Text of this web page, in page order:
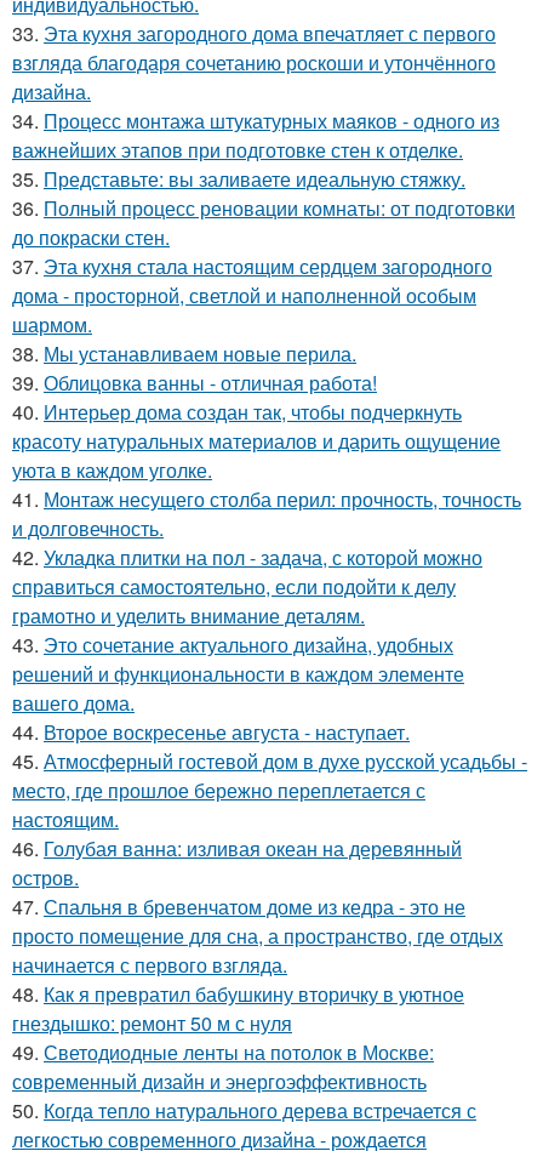
33. Эта кухня загородного дома впечатляет с первого
взгляда благодаря сочетанию роскоши и утончённого
дизайна.
34. Процесс монтажа штукатурных маяков - одного из
важнейших этапов при подготовке стен к отделке.
35. Представьте: вы заливаете идеальную стяжку.
36. Полный процесс реновации комнаты: от подготовки
до покраски стен.
37. Эта кухня стала настоящим сердцем загородного
дома - просторной, светлой и наполненной особым
шармом.
38. Мы устанавливаем новые перила.
39. Облицовка ванны - отличная работа!
40. Интерьер дома создан так, чтобы подчеркнуть
красоту натуральных материалов и дарить ощущение
уюта в каждом уголке.
41. Монтаж несущего столба перил: прочность, точность
и долговечность.
42. Укладка плитки на пол - задача, с которой можно
справиться самостоятельно, если подойти к делу
грамотно и уделить внимание деталям.
43. Это сочетание актуального дизайна, удобных
решений и функциональности в каждом элементе
вашего дома.
44. Второе воскресенье августа - наступает.
45. Атмосферный гостевой дом в духе русской усадьбы -
место, где прошлое бережно переплетается с
настоящим.
46. Голубая ванна: изливая океан на деревянный
остров.
47. Спальня в бревенчатом доме из кедра - это не
просто помещение для сна, а пространство, где отдых
начинается с первого взгляда.
48. Как я превратил бабушкину вторичку в уютное
гнездышко: ремонт 50 м с нуля
49. Светодиодные ленты на потолок в Москве:
современный дизайн и энергоэффективность
50. Когда тепло натурального дерева встречается с
легкостью современного дизайна - рождается